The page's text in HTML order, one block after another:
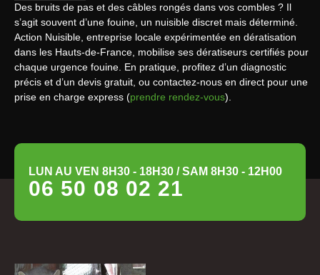
Des bruits de pas et des câbles rongés dans vos combles ? Il
s’agit souvent d’une fouine, un nuisible discret mais déterminé.
Action Nuisible, entreprise locale expérimentée en dératisation
dans les Hauts-de-France, mobilise ses dératiseurs certifiés pour
chaque urgence fouine. En pratique, profitez d’un diagnostic
précis et d’un devis gratuit, ou contactez-nous en direct pour une
prise en charge express (prendre rendez-vous).
LUN AU VEN 8H30 - 18H30 / SAM 8H30 - 12H00
06 50 08 02 21